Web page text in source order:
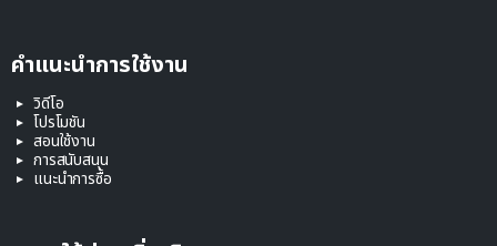
คำแนะนำการใช้งาน
วิดีโอ
โปรโมชัน
สอนใช้งาน
การสนับสนุน
แนะนำการซื้อ